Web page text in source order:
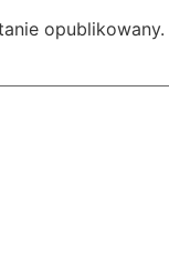
opublikowany.